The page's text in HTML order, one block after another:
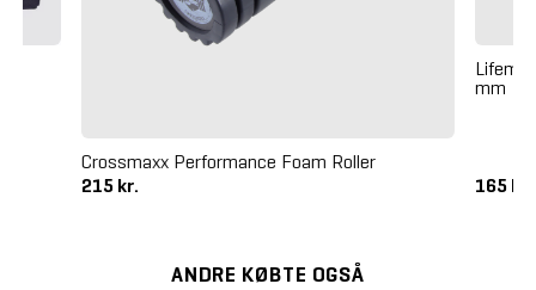
Crossmaxx Performance Foam Roller
215 kr.
mm
165 kr.
ANDRE KØBTE OGSÅ